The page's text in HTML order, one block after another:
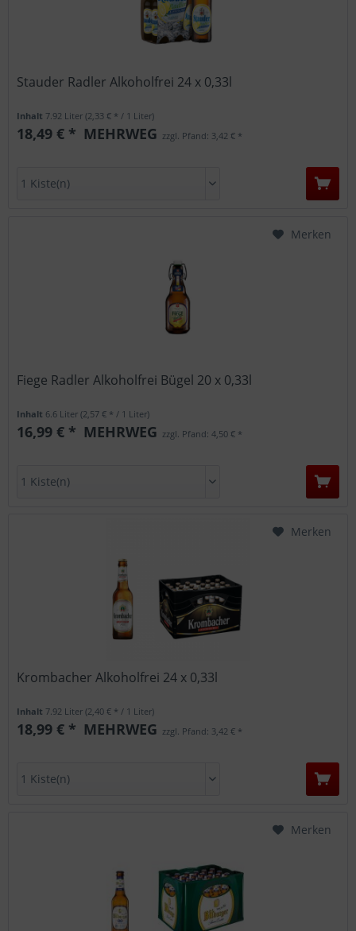
Stauder Radler Alkoholfrei 24 x 0,33l
Inhalt 7.92 Liter(2,33 € * / 1 Liter)
18,49 € * MEHRWEG zzgl. Pfand: 3,42 € *
Fiege Radler Alkoholfrei Bügel 20 x 0,33l
Inhalt 6.6 Liter(2,57 € * / 1 Liter)
16,99 € * MEHRWEG zzgl. Pfand: 4,50 € *
Merken
Krombacher Alkoholfrei 24 x 0,33l
Inhalt 7.92 Liter(2,40 € * / 1 Liter)
18,99 € * MEHRWEG zzgl. Pfand: 3,42 € *
Merken
Merken